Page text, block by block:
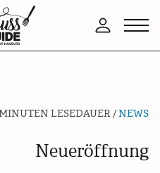
Anmelden
LESEDAUER /NEWS
Neueröffnung